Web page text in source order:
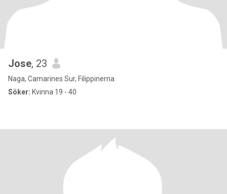
Jose, 23
Naga, Camarines Sur, Filippinerna
Söker: Kvinna 19 - 40